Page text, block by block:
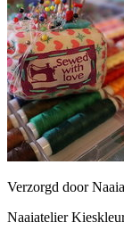
Verzorgd door
Naaiatelier